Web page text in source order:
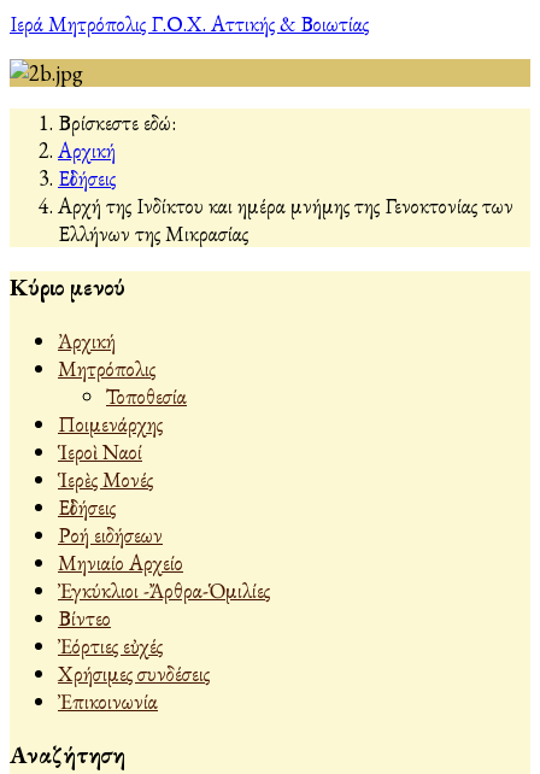
Ιερά Μητρόπολις Γ.Ο.Χ. Αττικής & Βοιωτίας
Βρίσκεστε εδώ:
Αρχική
Εἰδήσεις
Αρχή της Ινδίκτου και ημέρα μνήμης της Γενοκτονίας των
Ελλήνων της Μικρασίας
Κύριο μενού
Ἀρχική
Μητρόπολις
Τοποθεσία
Ποιμενάρχης
Ἱεροὶ Ναοί
Ἱερὲς Μονές
Εἰδήσεις
Ροή ειδήσεων
Μηνιαίο Αρχείο
Ἐγκύκλιοι -Ἄρθρα-Ὁμιλίες
Βίντεο
Ἐόρτιες εὐχές
Χρήσιμες συνδέσεις
Ἐπικοινωνία
Αναζήτηση